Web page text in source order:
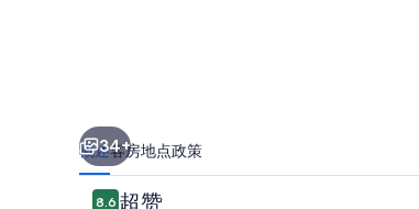
34+
概述客房地点政策
点
8.6 超赞